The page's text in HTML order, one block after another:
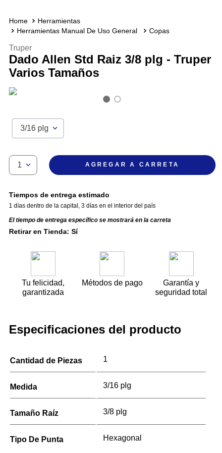
Herramientas
Herramientas Manual De Uso General
Copas
Truper
Dado Allen Std Raiz 3/8 plg - Truper
Varios Tamaños
3/16 plg
1 AGREGAR A CARRETA
Tiempos de entrega estimado
1 días dentro de la capital 3 días en el interior del país
El tiempo de entrega específico se mostrará en la carreta
Retirar en Tienda: Sí
Tu felicidad,
garantizada
Métodos de pago
Garantía y
seguridad total
Especificaciones del producto
Cantidad de Piezas 1
Medida 3/16 plg
Tamaño Raíz 3/8 plg
Tipo De Punta Hexagonal